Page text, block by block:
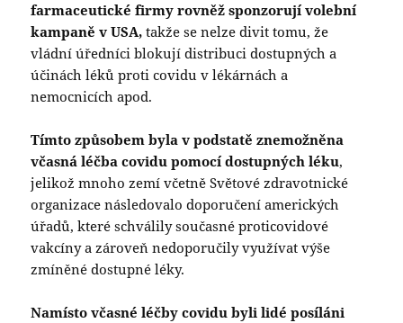
farmaceutické firmy rovněž sponzorují volební
kampaně v USA,takže se nelze divit tomu, že
vládní úředníci blokují distribuci dostupných a
účinách léků proti covidu v lékárnách a
nemocnicích apod.
Tímto způsobem byla v podstatě znemožněna
včasná léčba covidu pomocí dostupných léku,
jelikož mnoho zemí včetně Světové zdravotnické
organizace následovalo doporučení amerických
úřadů, které schválily současné proticovidové
vakcíny a zároveň nedoporučily využívat výše
zmíněné dostupné léky.
Namísto včasné léčby covidu byli lidé posíláni